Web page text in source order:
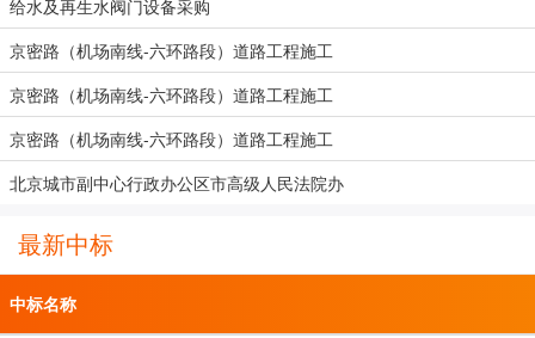
给水及再生水阀门设备采购
京密路（机场南线-六环路段）道路工程施工
京密路（机场南线-六环路段）道路工程施工
京密路（机场南线-六环路段）道路工程施工
北京城市副中心行政办公区市高级人民法院办
最新中标
中标名称